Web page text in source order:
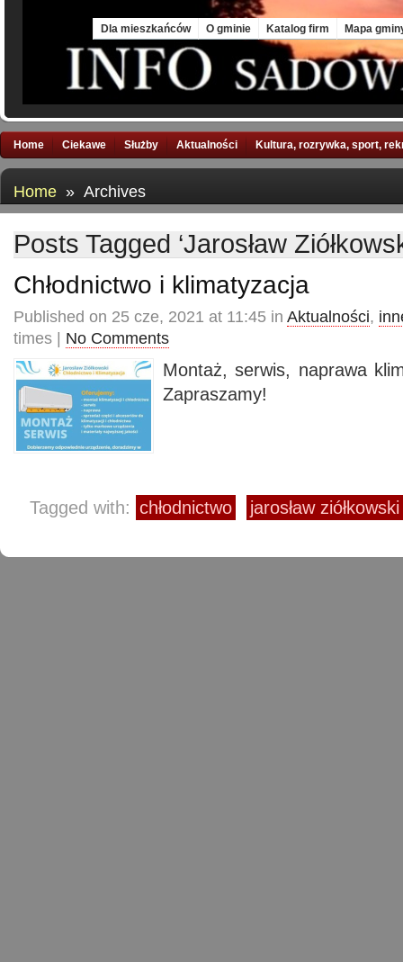
Dla mieszkańców O gminie Katalog firm Mapa
Home Ciekawe Służby Aktualności Kultura, rozrywka, sport,
Home » Archives
Posts Tagged ‘Jarosław
Chłodnictwo i klimatyzacja
Published on 25 cze, 2021 at 11:45 in Aktualności,
times | No Comments
Montaż, serwis, naprawa
Zapraszamy!
Tagged with: chłodnictwo jarosław ziółkowski